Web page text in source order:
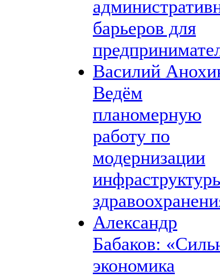
барьеров для
Василий
Ведём
планомерную
работу по
модернизации
Александр
Бабаков:
экономика